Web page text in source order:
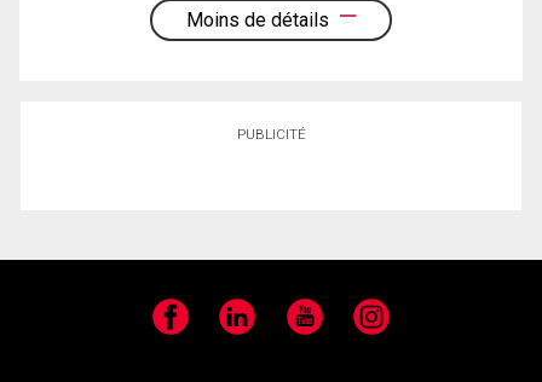
Moins de détails
PUBLICITÉ
Facebook LinkedIn YouTube Instagram